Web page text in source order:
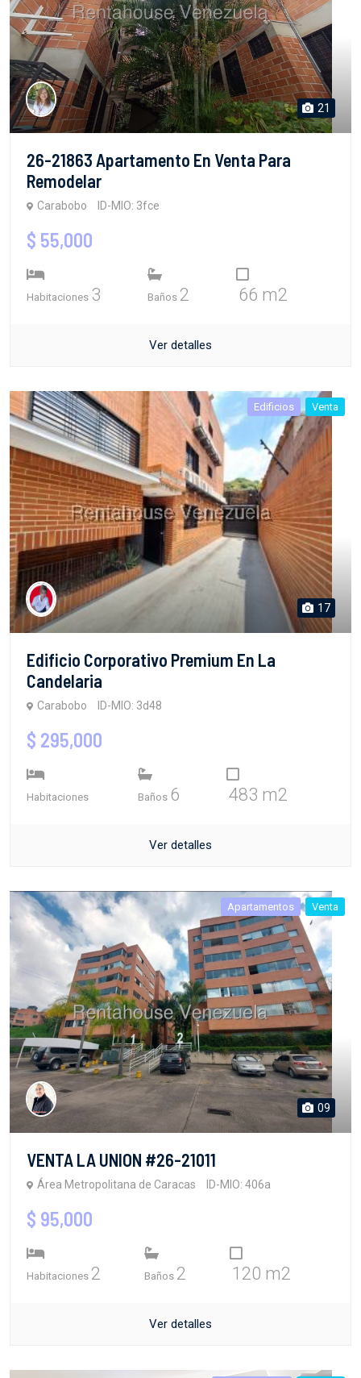
21
26-21863 Apartamento En Venta Para
Remodelar
Carabobo ID-MIO: 3fce
$ 55,000
Habitaciones 3 Baños 2 66 m2
Ver detalles
Edificios Venta
17
Edificio Corporativo Premium En La
Candelaria
Carabobo ID-MIO: 3d48
$ 295,000
Habitaciones Baños 6 483 m2
Ver detalles
Apartamentos Venta
09
VENTA LA UNION #26-21011
Área Metropolitana de Caracas ID-MIO: 406a
$ 95,000
Habitaciones 2 Baños 2 120 m2
Ver detalles